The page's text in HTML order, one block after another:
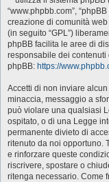
“www.phpbb.com”,
creazione di comunità web
(in seguito “GPL”)
phpBB facilita le aree di
responsabile dei
phpBB: https://
Accetti di non inviare
minaccia, messaggio a
può violare una qualsiasi
ospitato, o di una Legge
permanente divieto di
ritenuto da noi opportuno.
e rinforzare queste
riscrivere, spostare o
ritenga necessario. Come